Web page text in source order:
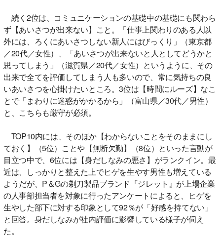
続く2位は、コミュニケーションの基礎中の基礎にも関わら
ず【あいさつが出来ない】こと。「仕事上関わりのある人以
外には、ろくにあいさつしない新人にはびっくり」（東京都
／20代／女性）、「あいさつが出来ないと人としてどうかと
思ってしまう」（滋賀県／20代／女性）というように、その
出来で全てを評価してしまう人も多いので、常に気持ちの良
いあいさつを心掛けたいところ。3位は【時間にルーズ】なこ
とで「まわりに迷惑がかかるから」（富山県／30代／男性）
と、こちらも厳守が必須。
TOP10内には、そのほか【わからないことをそのままにし
ておく】（5位）ことや【無断欠勤】（8位）といった言動が
目立つ中で、6位には【身だしなみの悪さ】がランクイン。最
近は、しっかりと整えた上でヒゲを生やす男性も増えている
ようだが、P＆Gの剃刀製品ブランド『ジレット』が上場企業
の人事部担当者を対象に行ったアンケートによると、ヒゲを
生やした部下に対する印象として92％が「好感を持てない」
と回答。身だしなみが社内評価に影響している様子が伺え
た。